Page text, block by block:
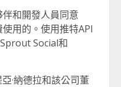
和開發人員同意
用的。使用推特API
Social和
·納德拉和該公司董